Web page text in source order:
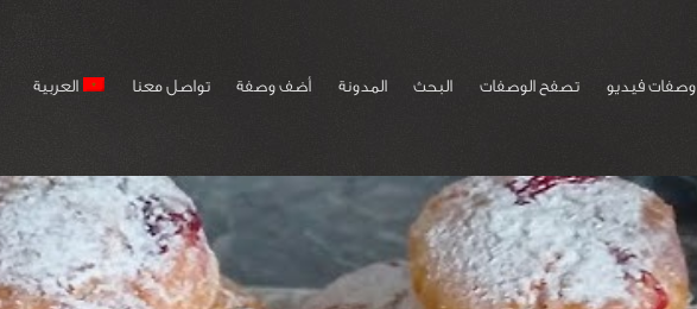
وصفات فيديو تصفح الوصفات البحث المدونة أضف وصفة تواصل معنا العربية